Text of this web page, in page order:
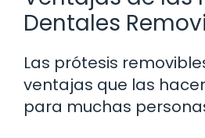
Dentales
Las prótesis
ventajas que las
para muchas